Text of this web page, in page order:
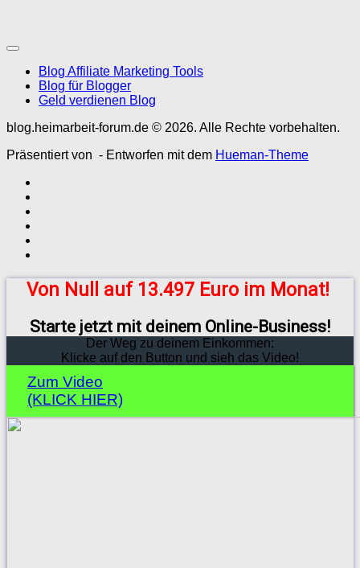
Blog Affiliate Marketing Tools
Blog für Blogger
Geld verdienen Blog
blog.heimarbeit-forum.de © 2026. Alle Rechte vorbehalten.
Präsentiert von - Entworfen mit dem Hueman-Theme
Von Null auf 13.497 Euro im Monat!
Starte jetzt mit deinem Online-Business!
Der Weg zu deinem Einkommen:
Klicke auf den Button und sieh das Video!
Zum Video
(KLICK HIER)